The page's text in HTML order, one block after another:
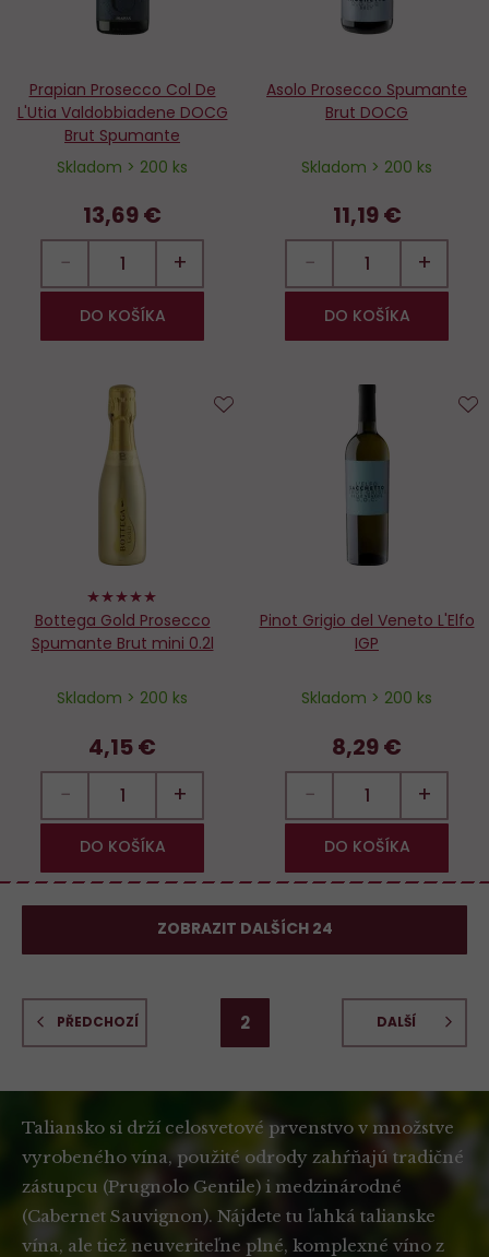
Prapian Prosecco Col De
L'Utia Valdobbiadene DOCG
Brut Spumante
Skladom > 200 ks
13,69 €
− +
DO KOŠÍKA
Asolo Prosecco Spumante
Brut DOCG
Skladom > 200 ks
11,19 €
− +
DO KOŠÍKA
100%
Bottega Gold Prosecco
Spumante Brut mini 0.2l
Skladom > 200 ks
4,15 €
− +
DO KOŠÍKA
Pinot Grigio del Veneto L'Elfo
IGP
Skladom > 200 ks
8,29 €
− +
DO KOŠÍKA
ZOBRAZIT DALŠÍCH 24
PŘEDCHOZÍ 2 DALŠÍ
Taliansko si drží celosvetové prvenstvo v množstve
vyrobeného vína, použité odrody zahŕňajú tradičné
zástupcu (Prugnolo Gentile) i medzinárodné
(Cabernet Sauvignon). Nájdete tu ľahká talianske
vína, ale tiež neuveriteľne plné, komplexné víno ​​z